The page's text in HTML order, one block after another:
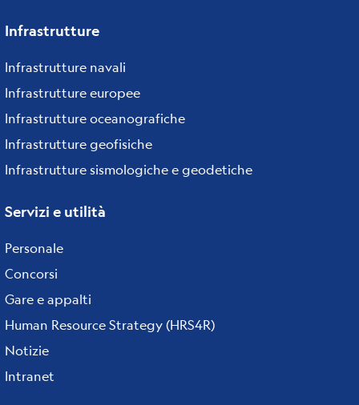
Infrastrutture
Infrastrutture navali
Infrastrutture europee
Infrastrutture oceanografiche
Infrastrutture geofisiche
Infrastrutture sismologiche e geodetiche
Servizi e utilità
Personale
Concorsi
Gare e appalti
Human Resource Strategy (HRS4R)
Notizie
Intranet